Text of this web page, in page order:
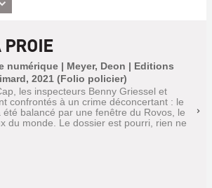
PROIE
numérique | Meyer, Deon | Editions
2021 (Folio policier)
les inspecteurs Benny Griessel et
confrontés à un crime déconcertant : le
été balancé par une fenêtre du Rovos, le
du monde. Le dossier est pourri, rien ne